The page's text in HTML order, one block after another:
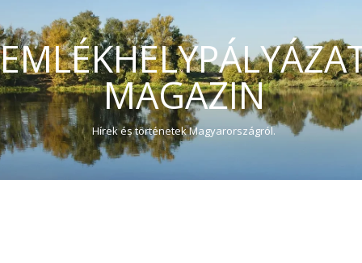
MAGAZIN
Hírek és történetek Magyarországról.